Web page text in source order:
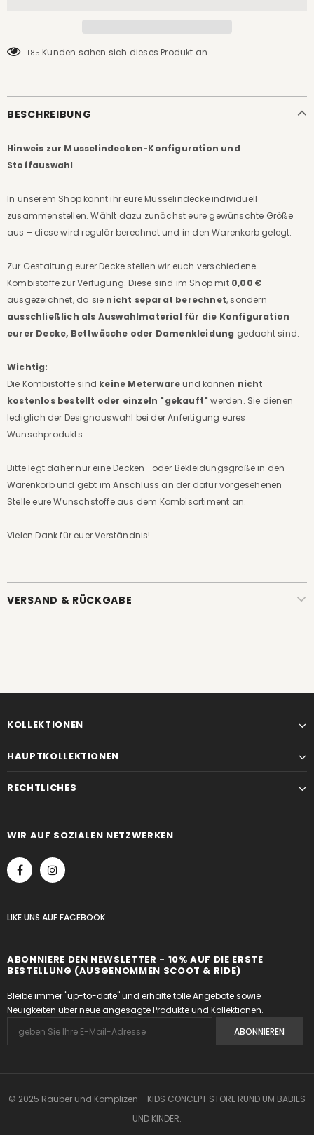
185 Kunden sahen sich dieses Produkt an
BESCHREIBUNG
Hinweis zur Musselindecken-Konfiguration und
Stoffauswahl
In unserem Shop könnt ihr eure Musselindecke individuell
zusammenstellen. Wählt dazu zunächst eure gewünschte Größe
aus – diese wird regulär berechnet und in den Warenkorb gelegt.
Zur Gestaltung eurer Decke stellen wir euch verschiedene
Kombistoffe zur Verfügung. Diese sind im Shop mit 0,00 €
ausgezeichnet, da sie nicht separat berechnet, sondern
ausschließlich als Auswahlmaterial für die Konfiguration
eurer Decke, Bettwäsche oder Damenkleidung gedacht sind.
Wichtig:
Die Kombistoffe sind keine Meterwareund können nicht
kostenlos bestellt oder einzeln "gekauft" werden. Sie dienen
lediglich der Designauswahl bei der Anfertigung eures
Wunschprodukts.
Bitte legt daher nur eine Decken- oder Bekleidungsgröße in den
Warenkorb und gebt im Anschluss an der dafür vorgesehenen
Stelle eure Wunschstoffe aus dem Kombisortiment an.
Vielen Dank für euer Verständnis!
VERSAND & RÜCKGABE
KOLLEKTIONEN
HAUPTKOLLEKTIONEN
RECHTLICHES
WIR AUF SOZIALEN NETZWERKEN
LIKE UNS AUFFACEBOOK
ABONNIERE DEN NEWSLETTER - 10% AUF DIE ERSTE
BESTELLUNG (AUSGENOMMEN SCOOT & RIDE)
Bleibe immer "up-to-date" und erhalte tolle Angebote sowie
Neuigkeiten über neue angesagte Produkte und Kollektionen.
© 2025 Räuber und Komplizen - KIDS CONCEPT STORE RUND UM BABIES
UND KINDER.